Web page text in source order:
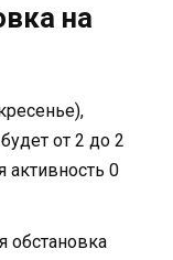
на
от 2 до 2
активность 0
обстановка